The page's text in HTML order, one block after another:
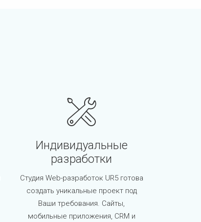
Индивидуальные
разработки
Студия Web-разработок UR5 готова
создать уникальные проект под
Ваши требования. Сайты,
мобильные приложения, CRM и